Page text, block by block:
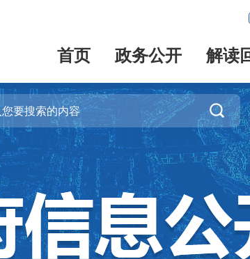
首页 政务公开 解读
